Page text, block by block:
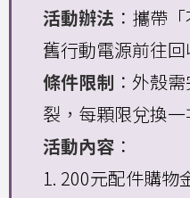
活動辦法 ：攜帶
舊行動電源前往回
條件限制 ：外殼
裂，每顆限兌換一
活動內容 ：
1. 200元配件購物